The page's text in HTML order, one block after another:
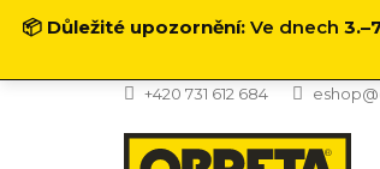
📦 Důležité upozornění: Ve dnech
Přejít
+420 731 612 684